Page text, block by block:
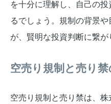
を十分に理解し、自己の
るでしょう。規制の背景
が、賢明な投資判断に繋が
空売り規制と売り
空売り規制と売り禁は、